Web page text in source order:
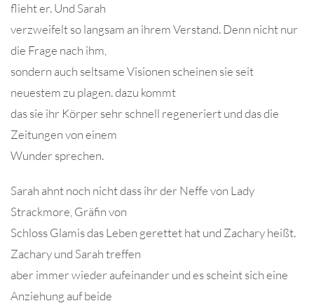
flieht er. Und Sarah
verzweifelt so langsam an ihrem Verstand. Denn nicht nur
die Frage nach ihm,
sondern auch seltsame Visionen scheinen sie seit
neuestem zu plagen. dazu kommt
das sie ihr Körper sehr schnell regeneriert und das die
Zeitungen von einem
Wunder sprechen.
Sarah ahnt noch nicht dass ihr der Neffe von Lady
Strackmore, Gräfin von
Schloss Glamis das Leben gerettet hat und Zachary heißt.
Zachary und Sarah treffen
aber immer wieder aufeinander und es scheint sich eine
Anziehung auf beide